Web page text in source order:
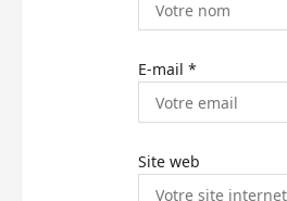
E-mail *
Site web